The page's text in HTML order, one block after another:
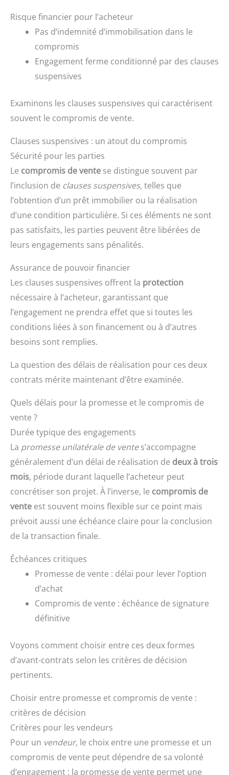
Risque financier pour l’acheteur
Pas d’indemnité d’immobilisation dans le
compromis
Engagement ferme conditionné par des clauses
suspensives
Examinons les clauses suspensives qui caractérisent
souvent le compromis de vente.
Clauses suspensives : un atout du compromis
Sécurité pour les parties
Le compromis de vente se distingue souvent par
l’inclusion de clauses suspensives, telles que
l’obtention d’un prêt immobilier ou la réalisation
d’une condition particulière. Si ces éléments ne sont
pas satisfaits, les parties peuvent être libérées de
leurs engagements sans pénalités.
Assurance de pouvoir financier
Les clauses suspensives offrent la protection
nécessaire à l’acheteur, garantissant que
l’engagement ne prendra effet que si toutes les
conditions liées à son financement ou à d’autres
besoins sont remplies.
La question des délais de réalisation pour ces deux
contrats mérite maintenant d’être examinée.
Quels délais pour la promesse et le compromis de
vente ?
Durée typique des engagements
La promesse unilatérale de ventes’accompagne
généralement d’un délai de réalisation de deux à trois
mois, période durant laquelle l’acheteur peut
concrétiser son projet. À l’inverse, le compromis de
vente est souvent moins flexible sur ce point mais
prévoit aussi une échéance claire pour la conclusion
de la transaction finale.
Échéances critiques
Promesse de vente : délai pour lever l’option
d’achat
Compromis de vente : échéance de signature
définitive
Voyons comment choisir entre ces deux formes
d’avant-contrats selon les critères de décision
pertinents.
Choisir entre promesse et compromis de vente :
critères de décision
Critères pour les vendeurs
Pour un vendeur, le choix entre une promesse et un
compromis de vente peut dépendre de sa volonté
d’engagement : la promesse de vente permet une